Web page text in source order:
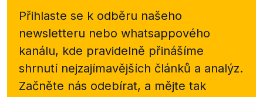
Přihlaste se k odběru našeho
newsletteru nebo whatsappového
kanálu, kde pravidelně přinášíme
shrnutí nejzajímavějších článků a analýz.
Začněte nás odebírat, a mějte tak